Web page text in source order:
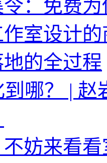
：免费
室设计
的全过程
到哪？ |
妨来看